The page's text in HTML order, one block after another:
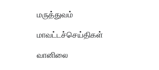
மருத்துவம்
மாவட்டச்செய்திகள்
வானிலை